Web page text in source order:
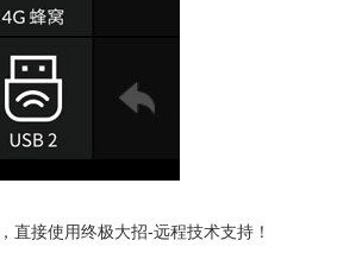
直接使用终极大招-远程技术支持！